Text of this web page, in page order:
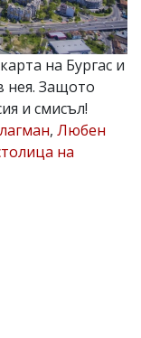
на Бургас и
нея. Защото
и смисъл!
, Любен
на